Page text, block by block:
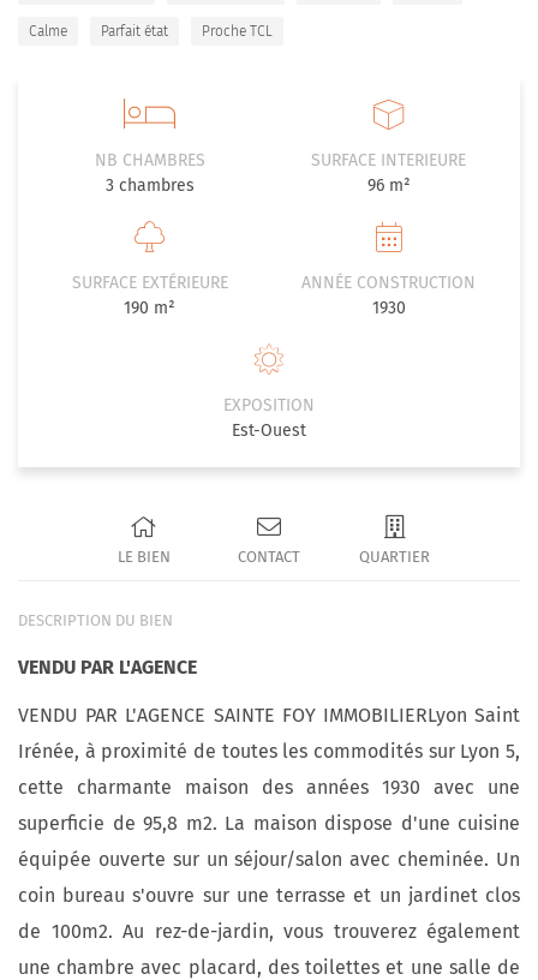
Calme Parfait état Proche TCL
NB CHAMBRES
3 chambres
SURFACE INTERIEURE
96 m²
SURFACE EXTÉRIEURE
190 m²
ANNÉE CONSTRUCTION
1930
EXPOSITION
Est-Ouest
LE BIEN CONTACT QUARTIER
DESCRIPTION DU BIEN
VENDU PAR L'AGENCE
VENDU PAR L'AGENCE SAINTE FOY IMMOBILIERLyon Saint
Irénée, à proximité de toutes les commodités sur Lyon 5,
cette charmante maison des années 1930 avec une
superficie de 95,8 m2. La maison dispose d'une cuisine
équipée ouverte sur un séjour/salon avec cheminée. Un
coin bureau s'ouvre sur une terrasse et un jardinet clos
de 100m2. Au rez-de-jardin, vous trouverez également
une chambre avec placard, des toilettes et une salle de